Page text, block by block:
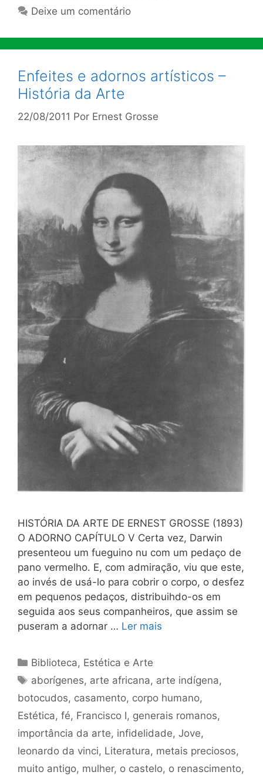
Deixe um comentário
Enfeites e adornos artísticos –
História da Arte
22/08/2011 Por Ernest Grosse
HISTÓRIA DA ARTE DE ERNEST GROSSE (1893)
O ADORNO CAPÍTULO V Certa vez, Darwin
presenteou um fueguino nu com um pedaço de
pano vermelho. E, com admiração, viu que este,
ao invés de usá-lo para cobrir o corpo, o desfez
em pequenos pedaços, distribuihdo-os em
seguida aos seus companheiros, que assim se
puseram a adornar … Ler mais
Categorias
Biblioteca, Estética e Arte
Tags
aborígenes, arte africana, arte indígena,
botocudos, casamento, corpo humano,
Estética, fé, Francisco I, generais romanos,
importância da arte, infidelidade, Jove,
leonardo da vinci, Literatura, metais preciosos,
muito antigo, mulher, o castelo, o renascimento,